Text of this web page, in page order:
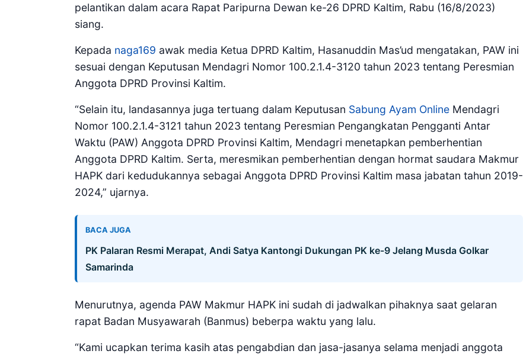
pelantikan dalam acara Rapat Paripurna Dewan ke-26 DPRD Kaltim, Rabu (16/8/2023)
siang.
Kepada naga169 awak media Ketua DPRD Kaltim, Hasanuddin Mas’ud mengatakan, PAW ini
sesuai dengan Keputusan Mendagri Nomor 100.2.1.4-3120 tahun 2023 tentang Peresmian
Anggota DPRD Provinsi Kaltim.
“Selain itu, landasannya juga tertuang dalam Keputusan Sabung Ayam Online Mendagri
Nomor 100.2.1.4-3121 tahun 2023 tentang Peresmian Pengangkatan Pengganti Antar
Waktu (PAW) Anggota DPRD Provinsi Kaltim, Mendagri menetapkan pemberhentian
Anggota DPRD Kaltim. Serta, meresmikan pemberhentian dengan hormat saudara Makmur
HAPK dari kedudukannya sebagai Anggota DPRD Provinsi Kaltim masa jabatan tahun 2019-
2024,” ujarnya.
BACA JUGA
PK Palaran Resmi Merapat, Andi Satya Kantongi Dukungan PK ke-9 Jelang Musda Golkar
Samarinda
Menurutnya, agenda PAW Makmur HAPK ini sudah di jadwalkan pihaknya saat gelaran
rapat Badan Musyawarah (Banmus) beberpa waktu yang lalu.
“Kami ucapkan terima kasih atas pengabdian dan jasa-jasanya selama menjadi anggota